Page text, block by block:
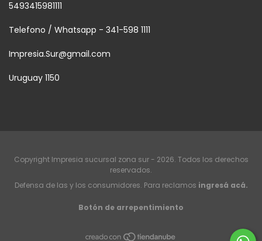
5493415981111
Telefono / Whatsapp - 341-598 1111
Impresia.Sur@gmail.com
Uruguay 1150
Copyright Impresia sucursal zona sur - 2026. Todos los derechos
reservados.
Defensa de las y los consumidores. Para reclamos ingresá acá.
Botón de arrepentimiento